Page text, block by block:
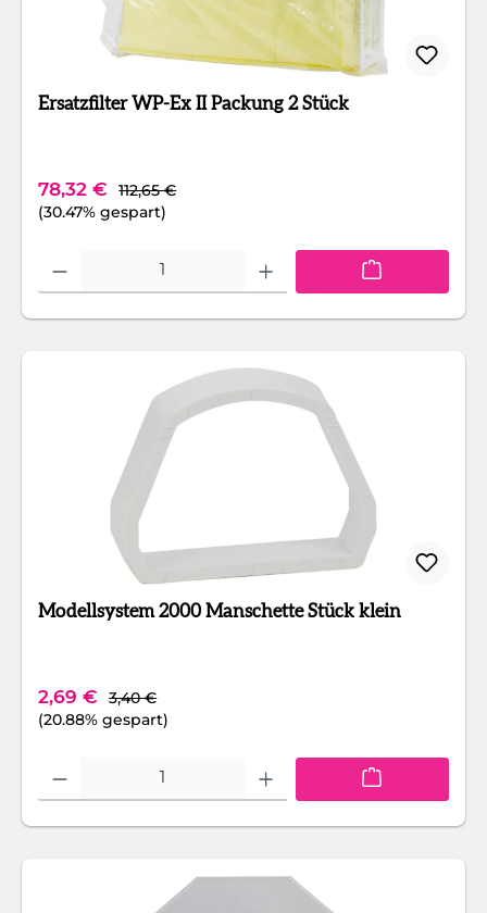
Ersatzfilter WP-Ex II Packung 2 Stück
Verkaufspreis:
78,32 € Regulärer Preis:
112,65 €
(30.47% gespart)
Produkt Anzahl: Gib den gewünschten Wert ein oder benutze die
Modellsystem 2000 Manschette Stück klein
Verkaufspreis:
2,69 € Regulärer Preis:
3,40 €
(20.88% gespart)
Produkt Anzahl: Gib den gewünschten Wert ein oder benutze die